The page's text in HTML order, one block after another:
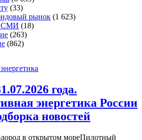
(33)
рынок (1 623)
СМИ (18)
(263)
(862)
года.
энергетика России
новостей
в открытом мореПилотный